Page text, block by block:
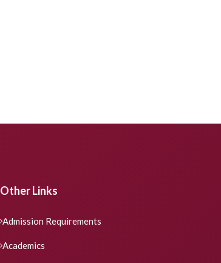
Other Links
Admission Requirements
Academics